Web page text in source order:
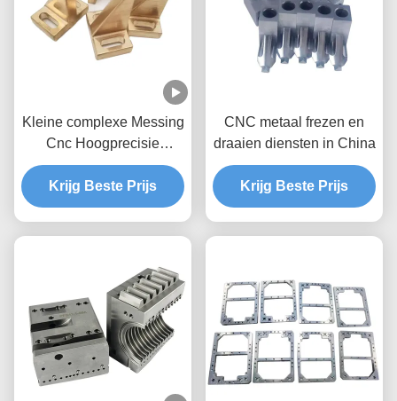
Kleine complexe Messing
Cnc Hoogprecisie
Bewerkingsonderdelen
Fabriek Bewerkte
onderdelen
Krijg Beste Prijs
CNC metaal frezen en
draaien diensten in China
Krijg Beste Prijs